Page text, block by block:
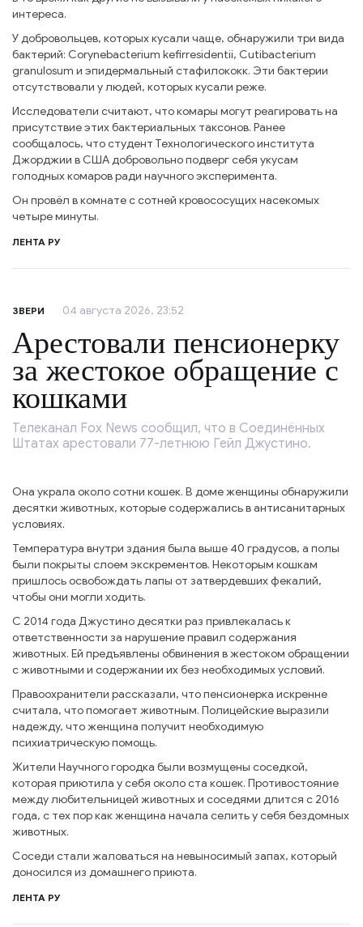
интереса.
У добровольцев, которых кусали чаще, обнаружили три вида
бактерий: Corynebacterium kefirresidentii, Cutibacterium
granulosum и эпидермальный стафилококк. Эти бактерии
отсутствовали у людей, которых кусали реже.
Исследователи считают, что комары могут реагировать на
присутствие этих бактериальных таксонов. Ранее
сообщалось, что студент Технологического института
Джорджии в США добровольно подверг себя укусам
голодных комаров ради научного эксперимента.
Он провёл в комнате с сотней кровососущих насекомых
четыре минуты.
ЛЕНТА РУ
ЗВЕРИ 04 августа 2026, 23:52
Арестовали пенсионерку
за жестокое обращение с
кошками
Телеканал Fox News сообщил, что в Соединённых
Штатах арестовали 77-летнюю Гейл Джустино.
Она украла около сотни кошек. В доме женщины обнаружили
десятки животных, которые содержались в антисанитарных
условиях.
Температура внутри здания была выше 40 градусов, а полы
были покрыты слоем экскрементов. Некоторым кошкам
пришлось освобождать лапы от затвердевших фекалий,
чтобы они могли ходить.
С 2014 года Джустино десятки раз привлекалась к
ответственности за нарушение правил содержания
животных. Ей предъявлены обвинения в жестоком обращении
с животными и содержании их без необходимых условий.
Правоохранители рассказали, что пенсионерка искренне
считала, что помогает животным. Полицейские выразили
надежду, что женщина получит необходимую
психиатрическую помощь.
Жители Научного городка были возмущены соседкой,
которая приютила у себя около ста кошек. Противостояние
между любительницей животных и соседями длится с 2016
года, с тех пор как женщина начала селить у себя бездомных
животных.
Соседи стали жаловаться на невыносимый запах, который
доносился из домашнего приюта.
ЛЕНТА РУ